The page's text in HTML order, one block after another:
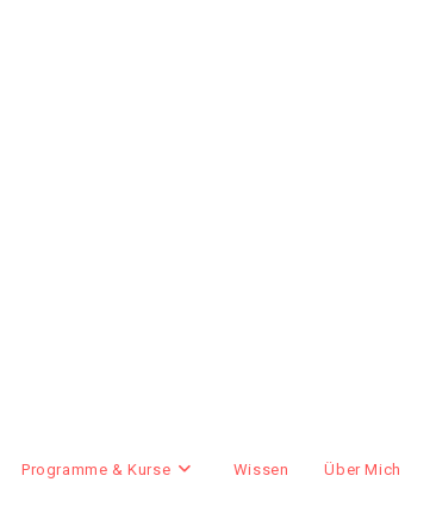
Programme & Kurse Wissen Über Mich